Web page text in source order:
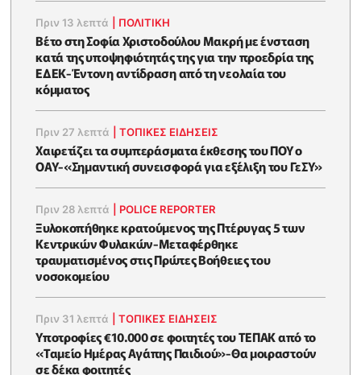
Πριν 13 λεπτά ΠΟΛΙΤΙΚΗ
Βέτο στη Σοφία Χριστοδούλου Μακρή με ένσταση
κατά της υποψηφιότητάς της για την προεδρία της
ΕΔΕΚ-Έντονη αντίδραση από τη νεολαία του
κόμματος
Πριν 27 λεπτά |ΤΟΠΙΚΕΣ ΕΙΔΗΣΕΙΣ
Χαιρετίζει τα συμπεράσματα έκθεσης του ΠΟΥ ο
ΟΑΥ-«Σημαντική συνεισφορά για εξέλιξη του ΓεΣΥ»
Πριν 28 λεπτά POLICE REPORTER
Ξυλοκοπήθηκε κρατούμενος της Πτέρυγας 5 των
Κεντρικών Φυλακών-Μεταφέρθηκε
τραυματισμένος στις Πρώτες Βοήθειες του
νοσοκομείου
Πριν 31 λεπτά |ΤΟΠΙΚΕΣ ΕΙΔΗΣΕΙΣ
Υποτροφίες €10.000 σε φοιτητές του ΤΕΠΑΚ από το
«Ταμείο Ημέρας Αγάπης Παιδιού»-Θα μοιραστούν
σε δέκα φοιτητές